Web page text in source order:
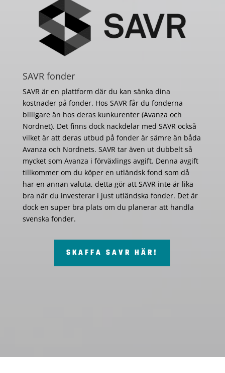
SAVR fonder
SAVR är en plattform där du kan sänka dina
kostnader på fonder. Hos SAVR får du fonderna
billigare än hos deras kunkurenter (Avanza och
Nordnet). Det finns dock nackdelar med SAVR också
vilket är att deras utbud på fonder är sämre än båda
Avanza och Nordnets. SAVR tar även ut dubbelt så
mycket som Avanza i förväxlings avgift. Denna avgift
tillkommer om du köper en utländsk fond som då
har en annan valuta, detta gör att SAVR inte är lika
bra när du investerar i just utländska fonder. Det är
dock en super bra plats om du planerar att handla
svenska fonder.
SKAFFA SAVR HÄR!